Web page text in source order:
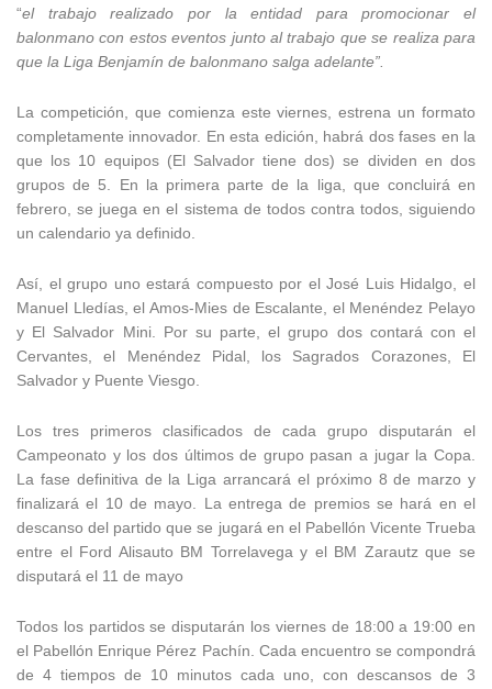
“el trabajo realizado por la entidad para promocionar el
balonmano con estos eventos junto al trabajo que se realiza para
que la Liga Benjamín de balonmano salga adelante”.
La competición, que comienza este viernes, estrena un formato
completamente innovador. En esta edición, habrá dos fases en la
que los 10 equipos (El Salvador tiene dos) se dividen en dos
grupos de 5. En la primera parte de la liga, que concluirá en
febrero, se juega en el sistema de todos contra todos, siguiendo
un calendario ya definido.
Así, el grupo uno estará compuesto por el José Luis Hidalgo, el
Manuel Lledías, el Amos-Mies de Escalante, el Menéndez Pelayo
y El Salvador Mini. Por su parte, el grupo dos contará con el
Cervantes, el Menéndez Pidal, los Sagrados Corazones, El
Salvador y Puente Viesgo.
Los tres primeros clasificados de cada grupo disputarán el
Campeonato y los dos últimos de grupo pasan a jugar la Copa.
La fase definitiva de la Liga arrancará el próximo 8 de marzo y
finalizará el 10 de mayo. La entrega de premios se hará en el
descanso del partido que se jugará en el Pabellón Vicente Trueba
entre el Ford Alisauto BM Torrelavega y el BM Zarautz que se
disputará el 11 de mayo
Todos los partidos se disputarán los viernes de 18:00 a 19:00 en
el Pabellón Enrique Pérez Pachín. Cada encuentro se compondrá
de 4 tiempos de 10 minutos cada uno, con descansos de 3